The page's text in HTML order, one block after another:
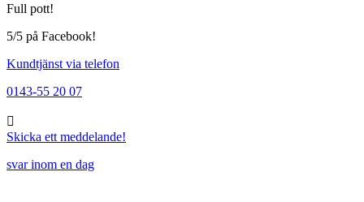
Full pott!
5/5 på Facebook!
Kundtjänst via telefon
0143-55 20 07
Skicka ett meddelande!
svar inom en dag